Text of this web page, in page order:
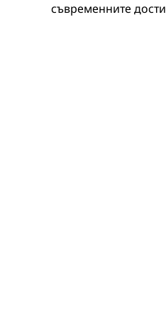
съвременните